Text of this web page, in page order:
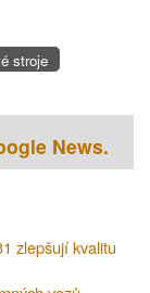
stroje
News.
zlepšují kvalitu